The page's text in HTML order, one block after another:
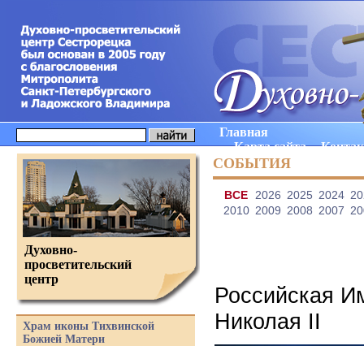
Главная
Карта сайта
СОБЫТИЯ
ВCE 2026 2025 2024
2010 2009 2008 2007
Российская
Николая II
Духовно-
просветительский
центр
Храм иконы Тихвинской
Божией Матери